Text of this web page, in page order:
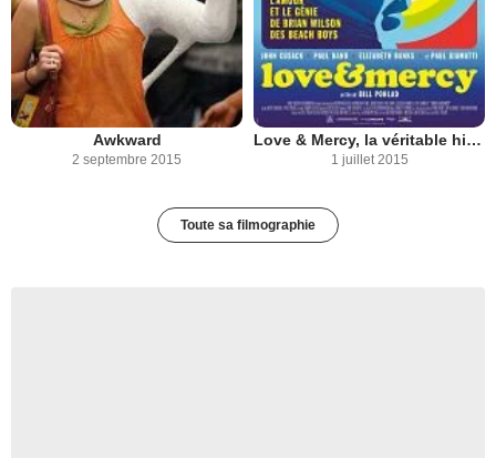
Awkward
2 septembre 2015
Love & Mercy, la véritable histoire de Brian Wilson des Beach Boys
1 juillet 2015
Toute sa filmographie